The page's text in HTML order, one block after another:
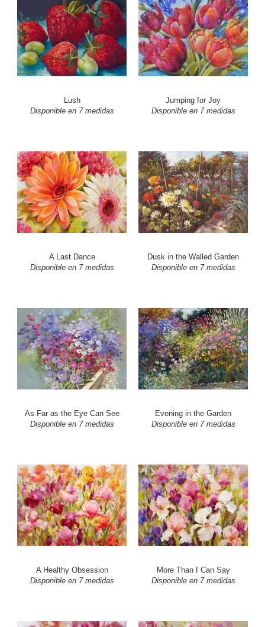
Lush
Disponible en 7 medidas
Jumping for Joy
Disponible en 7 medidas
A Last Dance
Disponible en 7 medidas
Dusk in the Walled Garden
Disponible en 7 medidas
As Far as the Eye Can See
Disponible en 7 medidas
Evening in the Garden
Disponible en 7 medidas
A Healthy Obsession
Disponible en 7 medidas
More Than I Can Say
Disponible en 7 medidas